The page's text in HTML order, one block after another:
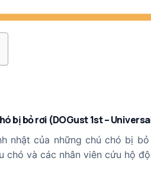
bị bỏ rơi (DOGust 1st –
nhật của những chú chó bị
chó và các nhân viên cứu hộ